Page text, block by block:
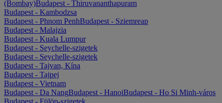
(Bombay)Budapest - Thiruvananthapuram
Budapest - Kambodzsa
Budapest - Phnom PenhBudapest - Sziemreap
Budapest - Malajzia
Budapest - Kuala Lumpur
Budapest - Seychelle-szigetek
Budapest - Seychelle-szigetek
Budapest - Tajvan, Kína
Budapest - Tajpej
Budapest - Vietnam
Budapest - Da NangBudapest - HanoiBudapest - Ho Si Minh-város